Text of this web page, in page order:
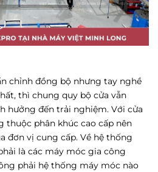
chỉnh đồng bộ nhưng tay nghề
thì chung quy bộ cửa vẫn
hưởng đến trải nghiệm. Với cửa
thuộc phân khúc cao cấp nên
đơn vị cung cấp. Về hệ thống
là các máy móc gia công
phải hệ thống máy móc nào